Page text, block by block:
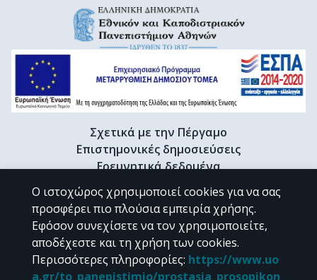
Σχετικά με την Πέργαμο
Επιστημονικές δημοσιεύσεις
Ερευνητικά δεδομένα
Διδακτορικές διατριβές & Γκρίζα βιβλιογραφία
Προφίλ Ερευνητή
CC BY-NC 4.0
Ο ιστοχώρος χρησιμοποιεί cookies για να σας
προσφέρει πιο πλούσια εμπειρία χρήσης.
Εφόσον συνεχίσετε να τον χρησιμοποιείτε,
αποδέχεστε και τη χρήση των cookies.
Περισσότερες πληροφορίες: https://www.uo
a.gr/to_panepistimio/prostasia_prosopikon_